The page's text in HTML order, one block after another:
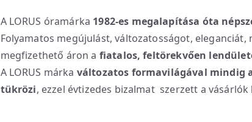
A LORUS óramárka 1982-es megalapítása óta
Folyamatos megújulást, változatosságot,
megfizethető áron a fiatalos, feltörekvően
A LORUS márka változatos formavilágával mindig
tükrözi, ezzel évtizedes bizalmat szerzett a vásárlók